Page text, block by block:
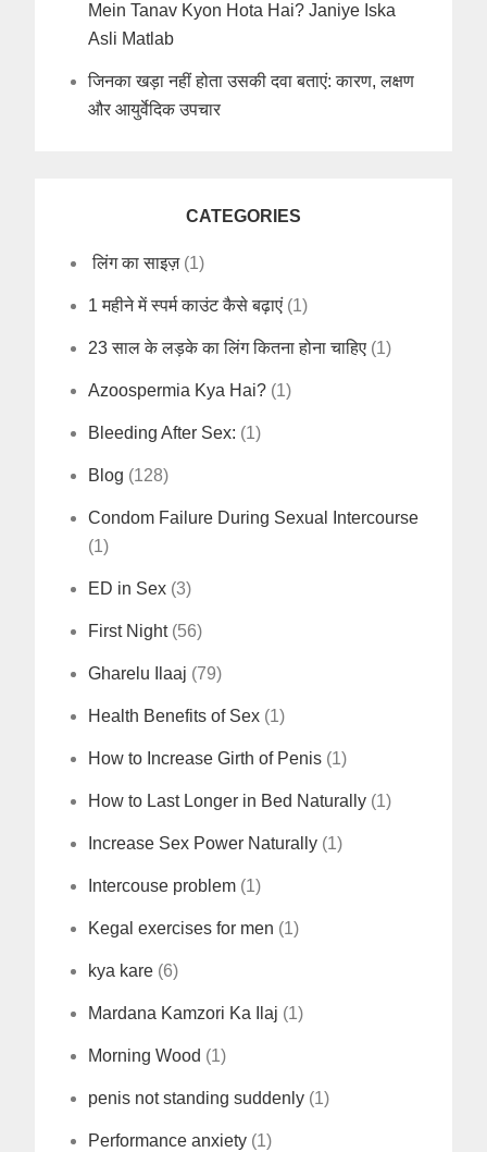
Mein Tanav Kyon Hota Hai? Janiye Iska
Asli Matlab
जिनका खड़ा नहीं होता उसकी दवा बताएं: कारण, लक्षण
और आयुर्वेदिक उपचार
CATEGORIES
लिंग का साइज़(1)
1 महीने में स्पर्म काउंट कैसे बढ़ाएं (1)
23 साल के लड़के का लिंग कितना होना चाहिए (1)
Azoospermia Kya Hai? (1)
Bleeding After Sex: (1)
Blog (128)
Condom Failure During Sexual Intercourse
(1)
ED in Sex (3)
First Night(56)
Gharelu Ilaaj (79)
Health Benefits of Sex (1)
How to Increase Girth of Penis (1)
How to Last Longer in Bed Naturally (1)
Increase Sex Power Naturally (1)
Intercouse problem (1)
Kegal exercises for men (1)
kya kare (6)
Mardana Kamzori Ka Ilaj (1)
Morning Wood (1)
penis not standing suddenly (1)
Performance anxiety (1)